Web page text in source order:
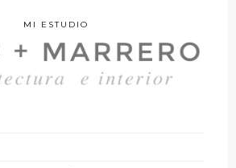
MI ESTUDIO